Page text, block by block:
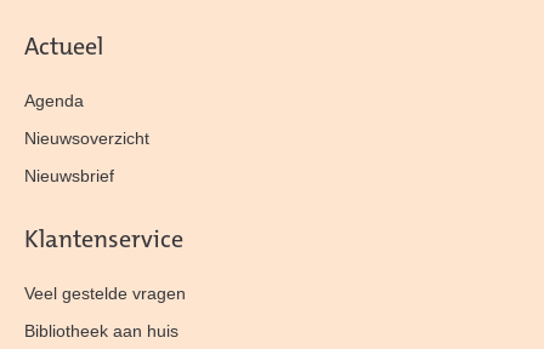
Actueel
Agenda
Nieuwsoverzicht
Nieuwsbrief
Klantenservice
Veel gestelde vragen
Bibliotheek aan huis